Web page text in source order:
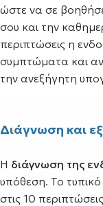
ώστε να σε
σου και την
περιπτώσεις η
συμπτώματα και
την ανεξήγητη
Διάγνωση και
Η διάγνωση της
υπόθεση. Το
στις 10